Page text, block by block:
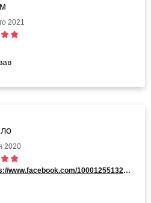
2021
2020
https://www.facebook.com/100012551320356